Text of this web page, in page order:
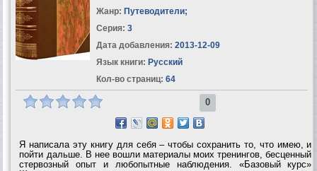
Жанр: Путеводители;
Серия: 3
Дата добавления: 2013-12-09
Язык книги: Русский
Кол-во страниц: 64
0
Я написала эту книгу для себя – чтобы сохранить то, что имею, и
пойти дальше. В нее вошли материалы моих тренингов, бесценный
стервозный опыт и любопытные наблюдения. «Базовый курс»